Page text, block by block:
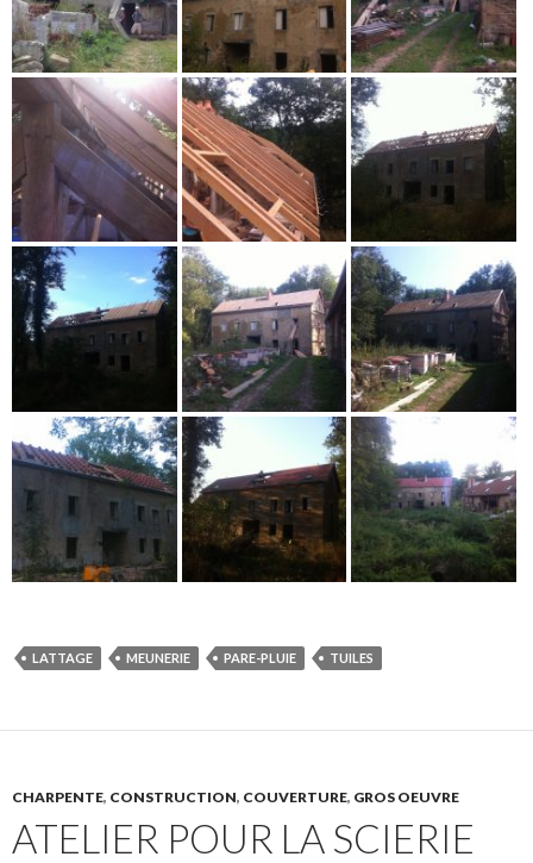
LATTAGE MEUNERIE PARE-PLUIE TUILES
CHARPENTE, CONSTRUCTION, COUVERTURE, GROS OEUVRE
ATELIER POUR LA SCIERIE